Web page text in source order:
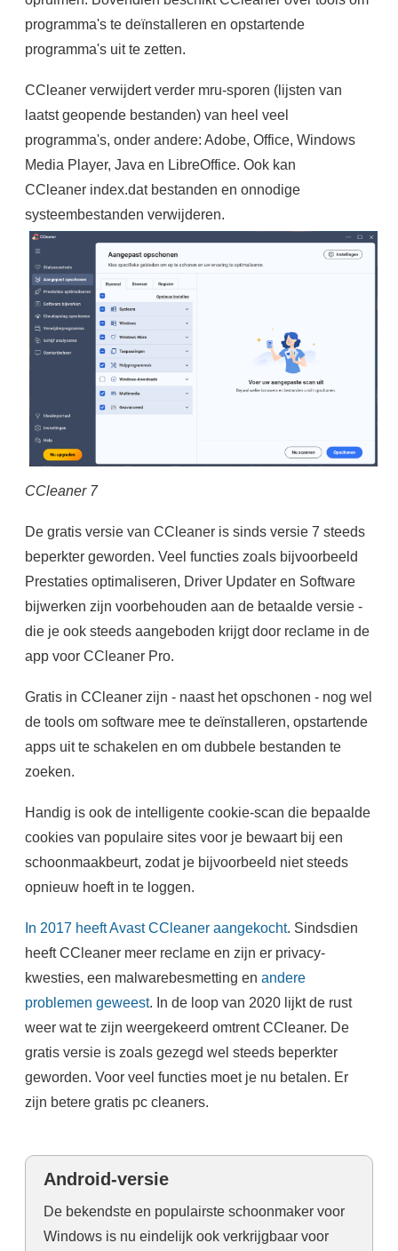
programma's te deïnstalleren en opstartende
programma's uit te zetten.
CCleaner verwijdert verder mru-sporen (lijsten van
laatst geopende bestanden) van heel veel
programma's, onder andere: Adobe, Office, Windows
Media Player, Java en LibreOffice. Ook kan
CCleaner index.dat bestanden en onnodige
systeembestanden verwijderen.
CCleaner 7
De gratis versie van CCleaner is sinds versie 7 steeds
beperkter geworden. Veel functies zoals bijvoorbeeld
Prestaties optimaliseren, Driver Updater en Software
bijwerken zijn voorbehouden aan de betaalde versie -
die je ook steeds aangeboden krijgt door reclame in de
app voor CCleaner Pro.
Gratis in CCleaner zijn - naast het opschonen - nog wel
de tools om software mee te deïnstalleren, opstartende
apps uit te schakelen en om dubbele bestanden te
zoeken.
Handig is ook de intelligente cookie-scan die bepaalde
cookies van populaire sites voor je bewaart bij een
schoonmaakbeurt, zodat je bijvoorbeeld niet steeds
opnieuw hoeft in te loggen.
In 2017 heeft Avast CCleaner aangekocht. Sindsdien
heeft CCleaner meer reclame en zijn er privacy-
kwesties, een malwarebesmetting en andere
problemen geweest. In de loop van 2020 lijkt de rust
weer wat te zijn weergekeerd omtrent CCleaner. De
gratis versie is zoals gezegd wel steeds beperkter
geworden. Voor veel functies moet je nu betalen. Er
zijn betere gratis pc cleaners.
Android-versie
De bekendste en populairste schoonmaker voor
Windows is nu eindelijk ook verkrijgbaar voor